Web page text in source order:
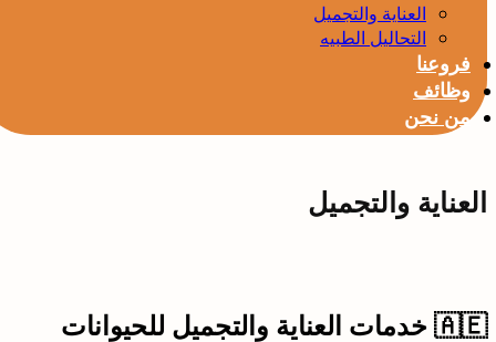
العناية والتجميل
التحاليل الطبيه
فروعنا
وظائف
من نحن
العناية والتجميل
🇦🇪 خدمات العناية والتجميل للحيوانات